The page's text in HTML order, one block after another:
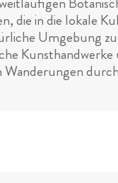
die in die lokale
Umgebung